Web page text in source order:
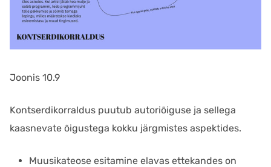
Joonis 10.9
Kontserdikorraldus puutub autoriõiguse ja sellega
kaasnevate õigustega kokku järgmistes aspektides.
Muusikateose esitamine elavas ettekandes on